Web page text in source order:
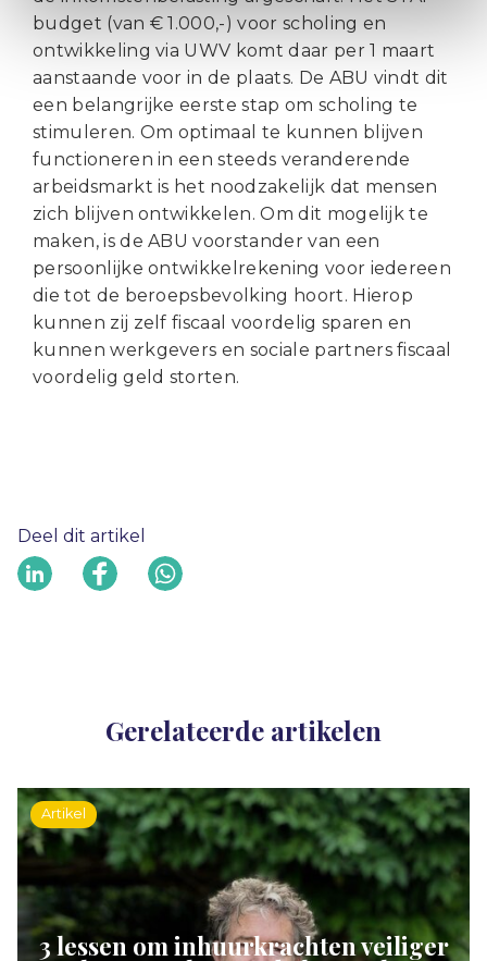
budget (van € 1.000,-) voor scholing en
ontwikkeling via UWV komt daar per 1 maart
aanstaande voor in de plaats. De ABU vindt dit
een belangrijke eerste stap om scholing te
stimuleren. Om optimaal te kunnen blijven
functioneren in een steeds veranderende
arbeidsmarkt is het noodzakelijk dat mensen
zich blijven ontwikkelen. Om dit mogelijk te
maken, is de ABU voorstander van een
persoonlijke ontwikkelrekening voor iedereen
die tot de beroepsbevolking hoort. Hierop
kunnen zij zelf fiscaal voordelig sparen en
kunnen werkgevers en sociale partners fiscaal
voordelig geld storten.
Deel dit artikel
Gerelateerde artikelen
Artikel
3 lessen om inhuurkrachten veiliger